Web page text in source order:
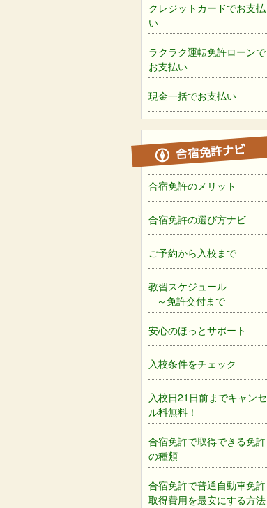
クレジットカードでお支払
い
ラクラク運転免許ローンで
お支払い
現金一括でお支払い
合宿免許のメリット
合宿免許の選び方ナビ
ご予約から入校まで
教習スケジュール
～免許交付まで
安心のほっとサポート
入校条件をチェック
入校日21日前までキャンセ
ル料無料！
合宿免許で取得できる免許
の種類
合宿免許で普通自動車免許
取得費用を最安にする方法